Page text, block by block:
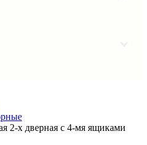
2-х дверная с 4-мя ящиками